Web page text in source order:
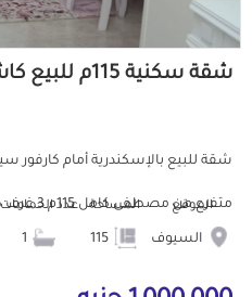
شقة سكنية 115م للبيع كاش بالسيوف الإسكندرية
شقة للبيع بالإسكندرية أمام
متفرع من مصطفى كامل 115م 3 غرف كبار ...
الموقع
السيوف
المساحة عدد الحمامات